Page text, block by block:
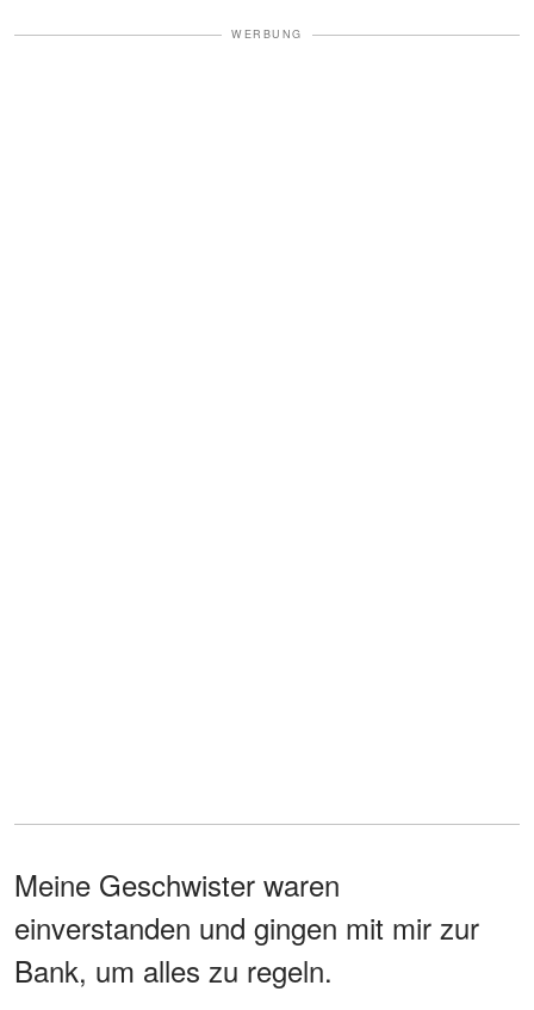
WERBUNG
Meine Geschwister waren
einverstanden und gingen mit mir zur
Bank, um alles zu regeln.